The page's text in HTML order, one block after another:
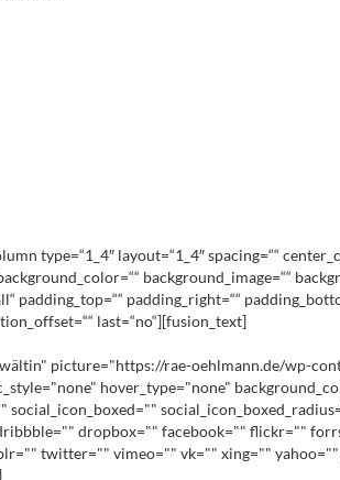
type=“1_4″ layout=“1_4″ spacing=““
background_image=““
padding_top=““ padding_right=““
last=“no“][fusion_text]
picture="https://rae-oehlmann.de/wp-
hover_type="none"
dropbox="" facebook="" flickr=""
twitter="" vimeo="" vk="" xing=""